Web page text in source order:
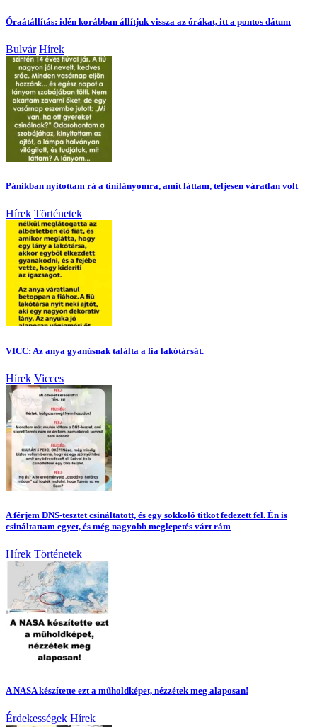
Óraátállítás: idén korábban állítjuk vissza az órákat, itt a pontos dátum
Bulvár Hírek
Pánikban nyitottam rá a tinilányomra, amit láttam, teljesen váratlan volt
Hírek Történetek
VICC: Az anya gyanúsnak találta a fia lakótársát.
Hírek Vicces
A férjem DNS-tesztet csináltatott, és egy sokkoló titkot fedezett fel. Én is
csináltattam egyet, és még nagyobb meglepetés várt rám
Hírek Történetek
A NASA készítette ezt a műholdképet, nézzétek meg alaposan!
Érdekességek Hírek